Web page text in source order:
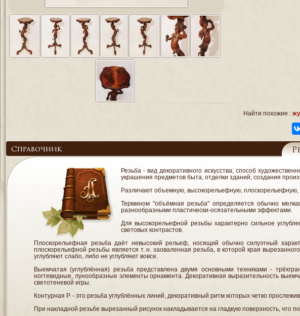
Найти похожие :
Справочник
Резьба - вид декоративного искусства; способ
украшения предметов быта, отделки зданий, создания
Различают объемную, высокорельефную, плоскорельефную,
Термином "объёмная резьба" определяется обычно
разнообразными пластически-осязательными эффектами.
Для высокорельефной резьбы характерно сильное
световых контрастов.
Плоскорельефная резьба даёт невысокий рельеф, носящий обычно силуэтный
плоскорельефной резьбы является т. н. заоваленная резьба, в которой края
углубляют слабо, либо не углубляют вовсе.
Выемчатая (углублённая) резьба представлена двумя основными техниками -
ногтевидные, лунообразные элементы орнамента. Декоративная выразительность
светотеневой игры.
Контурная Р. - это резьба углублённых линий, декоративный ритм которых четко
При накладной резьбе вырезанный рисунок накладывается на гладкую поверхность, что